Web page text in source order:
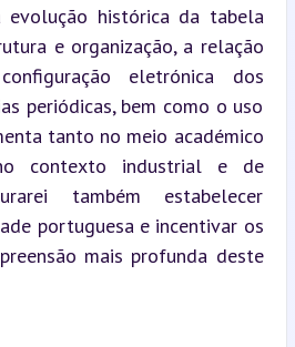
evolução histórica da tabela
e organização, a relação
eletrónica dos
periódicas, bem como o uso
tanto no meio académico
contexto industrial e de
também estabelecer
portuguesa e incentivar os
mais profunda deste